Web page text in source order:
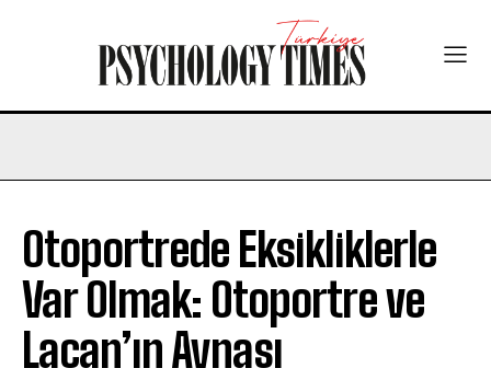
Otoportrede Eksikliklerle
Var Olmak: Otoportre ve
Lacan’ın Aynası